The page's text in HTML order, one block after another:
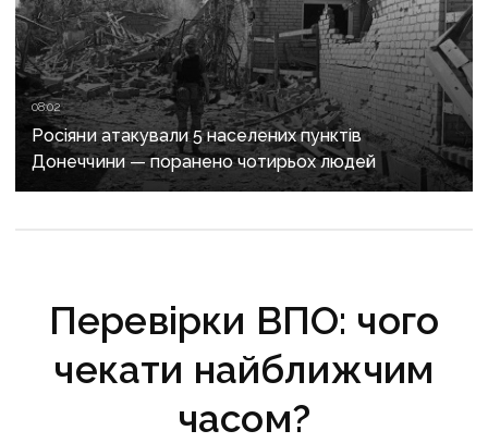
08:02
Росіяни атакували 5 населених пунктів
Донеччини — поранено чотирьох людей
Перевірки ВПО: чого
чекати найближчим
часом?